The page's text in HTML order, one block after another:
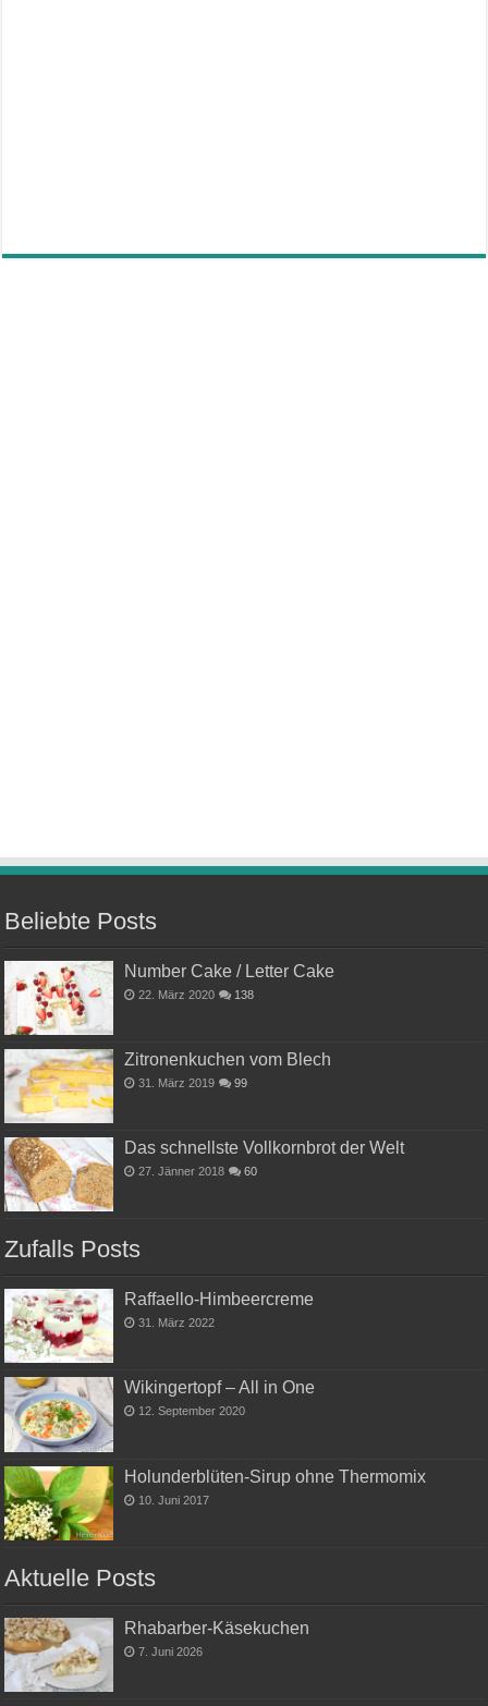
Beliebte Posts
Number Cake / Letter Cake
22. März 2020 138
Zitronenkuchen vom Blech
31. März 2019 99
Das schnellste Vollkornbrot der Welt
27. Jänner 2018 60
Zufalls Posts
Raffaello-Himbeercreme
31. März 2022
Wikingertopf – All in One
12. September 2020
Holunderblüten-Sirup ohne Thermomix
10. Juni 2017
Aktuelle Posts
Rhabarber-Käsekuchen
7. Juni 2026